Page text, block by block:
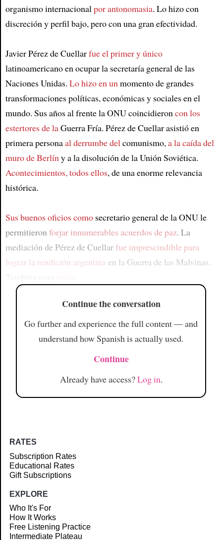
organismo internacionalpor antonomasia. Lo hizo con
discreción y perfil bajo, pero con una gran efectividad.
Javier Pérez de Cuellarfue el primer y único
latinoamericano en ocupar la secretaría general de las
Naciones Unidas. Lo hizo en unmomento de grandes
transformaciones políticas, económicas y sociales en el
mundo. Sus años al frente la ONU coincidieroncon los
estertores de laGuerra Fría. Pérez de Cuellar asistió en
primera personaal derrumbe delcomunismo,a la caída del
muro de Berlíny a la disolución de la Unión Soviética.
Acontecimientos, todos ellos, de una enorme relevancia
histórica.
Sus buenos oficios comosecretario general de la ONU le
permitieronforjar innumerables acuerdos de paz. La
mediación de Pérez de Cuellarfue imprescindible para
lograr la rendición argentina en la Guerra de las Malvinas.
Continue the conversation
Go further and experience the full content — and
understand how Spanish is actually used.
Continue
Already have access?Log in.
RATES
Subscription Rates
Educational Rates
Gift Subscriptions
EXPLORE
Who It's For
How It Works
Free Listening Practice
Intermediate Plateau